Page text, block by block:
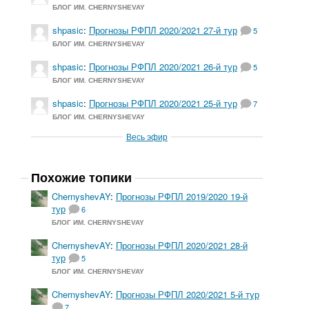
БЛОГ ИМ. CHERNYSHEVAY
shpasic: Прогнозы РФПЛ 2020/2021 27-й тур 5
БЛОГ ИМ. CHERNYSHEVAY
shpasic: Прогнозы РФПЛ 2020/2021 26-й тур 5
БЛОГ ИМ. CHERNYSHEVAY
shpasic: Прогнозы РФПЛ 2020/2021 25-й тур 7
БЛОГ ИМ. CHERNYSHEVAY
Весь эфир
Похожие топики
ChernyshevAY: Прогнозы РФПЛ 2019/2020 19-й
тур
6
БЛОГ ИМ. CHERNYSHEVAY
ChernyshevAY: Прогнозы РФПЛ 2020/2021 28-й
тур
5
БЛОГ ИМ. CHERNYSHEVAY
ChernyshevAY: Прогнозы РФПЛ 2020/2021 5-й тур